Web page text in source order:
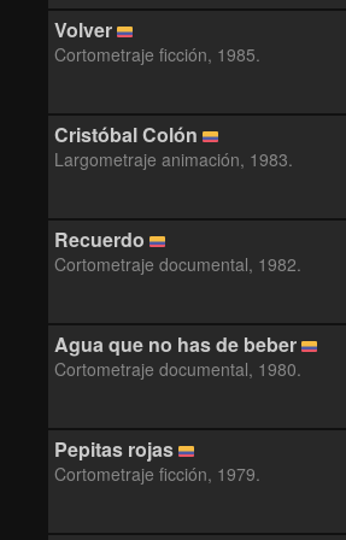
Volver
Cortometraje ficción, 1985.
Cristóbal Colón
Largometraje animación, 1983.
Recuerdo
Cortometraje documental, 1982.
Agua que no has de beber
Cortometraje documental, 1980.
Pepitas rojas
Cortometraje ficción, 1979.